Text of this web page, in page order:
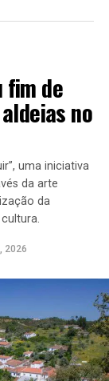
fim de
no
uma iniciativa
da arte
da
2026